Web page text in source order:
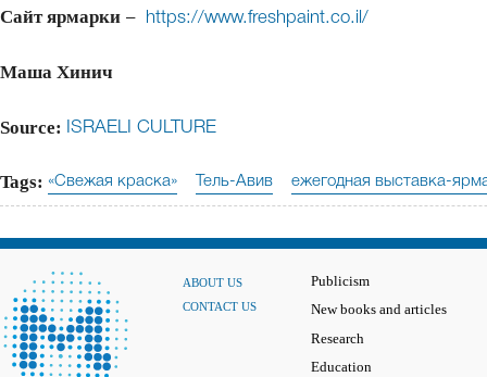
Сайт ярмарки – https://www.freshpaint.co.il/
Маша Хинич
Source: ISRAELI CULTURE
Tags: «Свежая краска» Тель-Авив ежегодная выставка-
ABOUT US
CONTACT US
Publicism
New books and articles
Research
Education